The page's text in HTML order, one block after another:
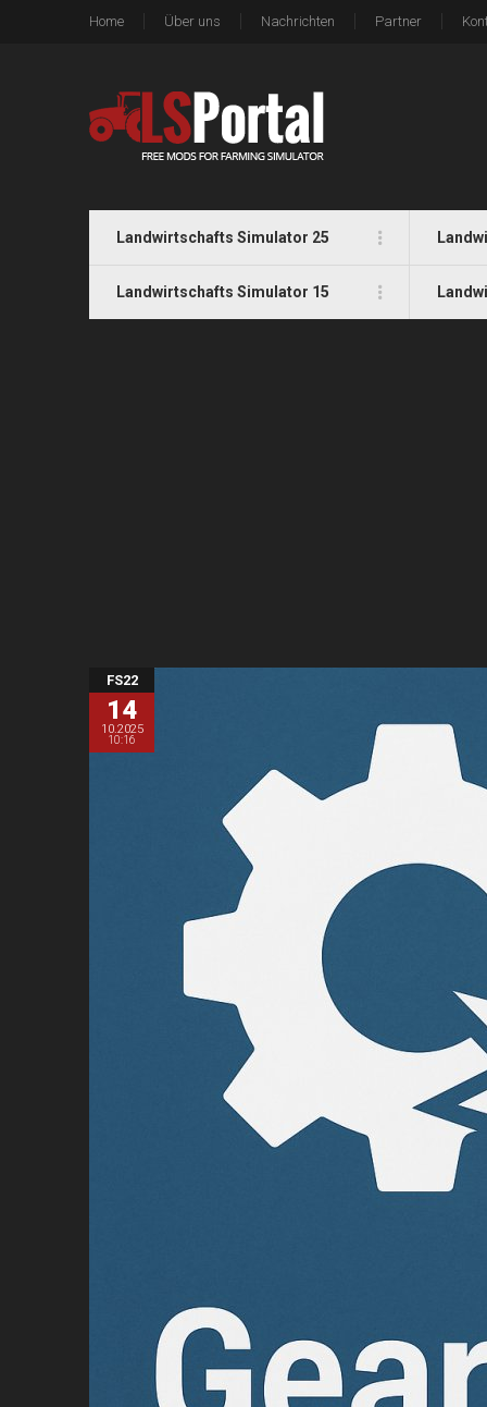
Home Über uns Nachrichten Partner
Landwirtschafts Simulator 25
Landwirtschafts Simulator 15
FS22
14
10.2025
10:16